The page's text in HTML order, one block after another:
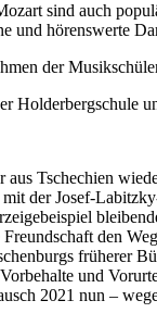
sind auch
und hörenswerte
der
Holderbergschule
Tschechien
der Josef-
den
früherer
und
2021 nun –